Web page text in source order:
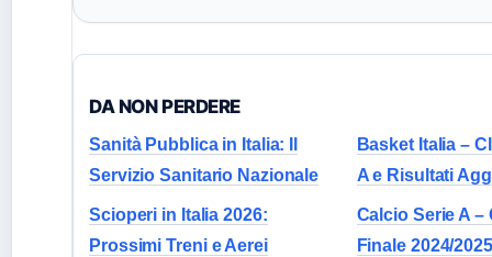
DA NON PERDERE
Sanità Pubblica in Italia: Il
Servizio Sanitario Nazionale
Basket Italia –
A e Risultati
Scioperi in Italia 2026:
Prossimi Treni e Aerei
Calcio Serie A –
Finale 2024/